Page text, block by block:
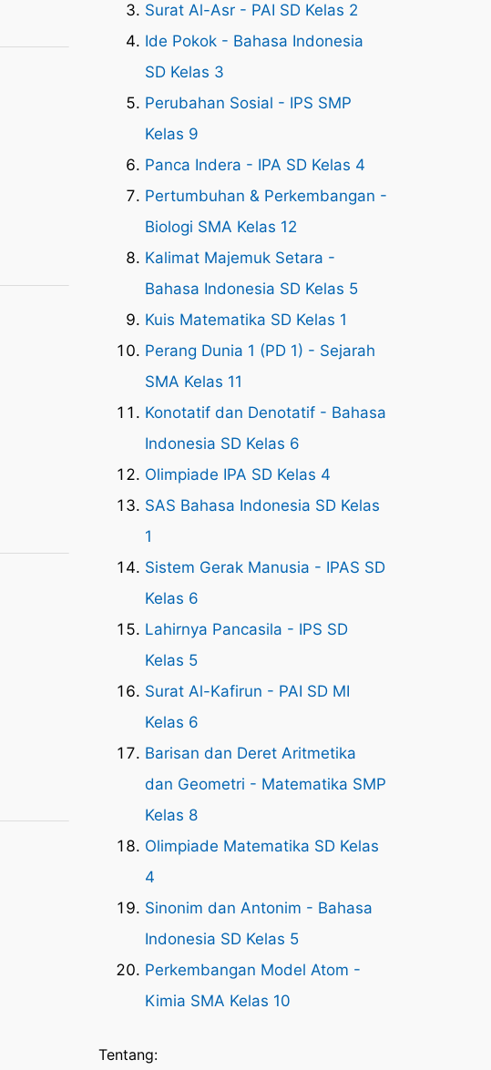
Surat Al-Asr - PAI SD Kelas 2
Ide Pokok - Bahasa Indonesia
SD Kelas 3
Perubahan Sosial - IPS SMP
Kelas 9
Panca Indera - IPA SD Kelas 4
Pertumbuhan & Perkembangan -
Biologi SMA Kelas 12
Kalimat Majemuk Setara -
Bahasa Indonesia SD Kelas 5
Kuis Matematika SD Kelas 1
Perang Dunia 1 (PD 1) - Sejarah
SMA Kelas 11
Konotatif dan Denotatif - Bahasa
Indonesia SD Kelas 6
Olimpiade IPA SD Kelas 4
SAS Bahasa Indonesia SD Kelas
1
Sistem Gerak Manusia - IPAS SD
Kelas 6
Lahirnya Pancasila - IPS SD
Kelas 5
Surat Al-Kafirun - PAI SD MI
Kelas 6
Barisan dan Deret Aritmetika
dan Geometri - Matematika SMP
Kelas 8
Olimpiade Matematika SD Kelas
4
Sinonim dan Antonim - Bahasa
Indonesia SD Kelas 5
Perkembangan Model Atom -
Kimia SMA Kelas 10
Tentang: